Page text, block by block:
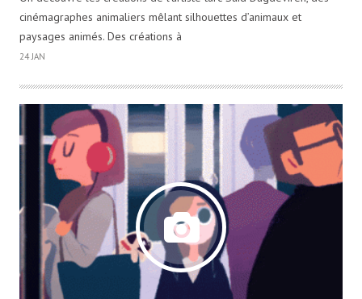
cinémagraphes animaliers mêlant silhouettes d’animaux et
paysages animés. Des créations à
24 JAN